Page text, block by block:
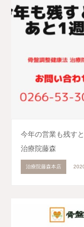
今年の営業も残す
治療院藤森
治療院藤森本店